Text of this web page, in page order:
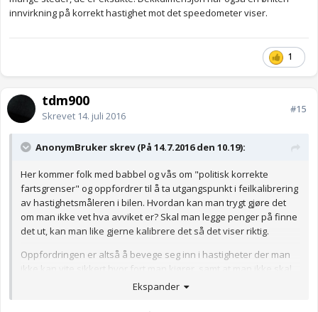
innvirkning på korrekt hastighet mot det speedometer viser.
1
tdm900
Skrevet 14. juli 2016
#15
AnonymBruker skrev (På 14.7.2016 den 10.19):
Her kommer folk med babbel og vås om "politisk korrekte
fartsgrenser" og oppfordrer til å ta utgangspunkt i feilkalibrering
av hastighetsmåleren i bilen. Hvordan kan man trygt gjøre det
om man ikke vet hva avviket er? Skal man legge penger på finne
det ut, kan man like gjerne kalibrere det så det viser riktig.
Oppfordringen er altså å bevege seg inn i hastigheter der man
ikke kan vite sikkert hvor fort man kjører, samt at man ikke skal
ha respekt for de hastighetsbegrensinger som er satt gjennom
Ekspander